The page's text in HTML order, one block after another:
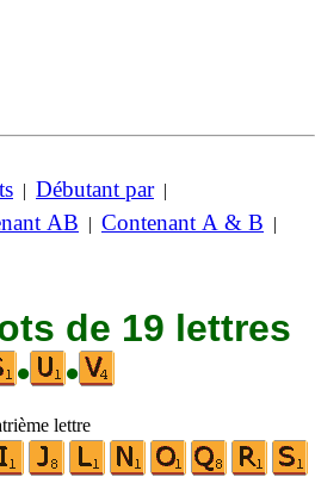
| Débutant par|
AB | Contenant A & B |
de 19 lettres
• •
lettre